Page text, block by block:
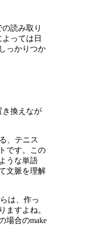
読み取り
っては日
っかりつか
き換えなが
、テニス
です。この
うな単語
文脈を理解
らは、作っ
ますよね。
場合のmake